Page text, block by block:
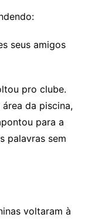
seus amigos
pro clube.
da piscina,
para a
palavras sem
voltaram à